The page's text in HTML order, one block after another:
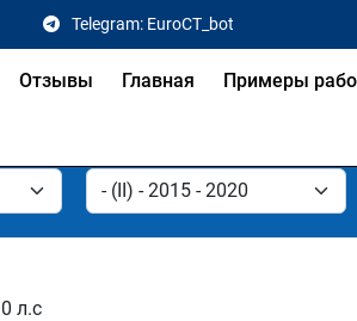
Telegram: EuroCT_bot
Отзывы Главная Примеры
л.с